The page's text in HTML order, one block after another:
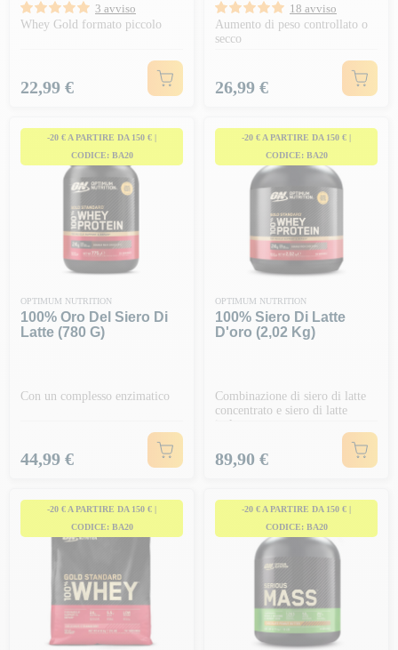
3 avviso
Whey Gold formato piccolo
Prezzo
22,99 €
18 avviso
Aumento di peso controllato o
secco
Prezzo
26,99 €
-20 € A PARTIRE DA 150 € |
CODICE: BA20
OPTIMUM NUTRITION
100% Oro Del Siero Di
Latte (780 G)
Con un complesso enzimatico
Prezzo
44,99 €
-20 € A PARTIRE DA 150 € |
CODICE: BA20
OPTIMUM NUTRITION
100% Siero Di Latte
D'oro (2,02 Kg)
Combinazione di siero di latte
concentrato e siero di latte
isolato
Prezzo
89,90 €
-20 € A PARTIRE DA 150 € |
CODICE: BA20
-20 € A PARTIRE DA 150 € |
CODICE: BA20